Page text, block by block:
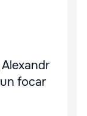
focar